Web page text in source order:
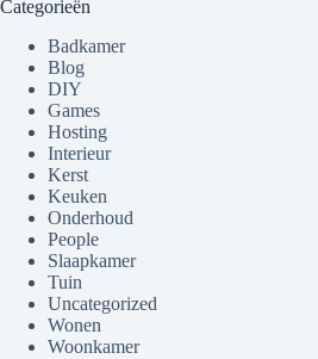
Categorieën
Badkamer
Blog
DIY
Games
Hosting
Interieur
Kerst
Keuken
Onderhoud
People
Slaapkamer
Tuin
Uncategorized
Wonen
Woonkamer